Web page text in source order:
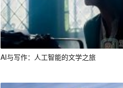
AI与写作：人工智能的文学之旅